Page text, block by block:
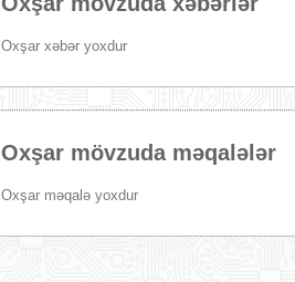
Oxşar xəbər yoxdur
Oxşar mövzuda məqalələr
Oxşar məqalə yoxdur